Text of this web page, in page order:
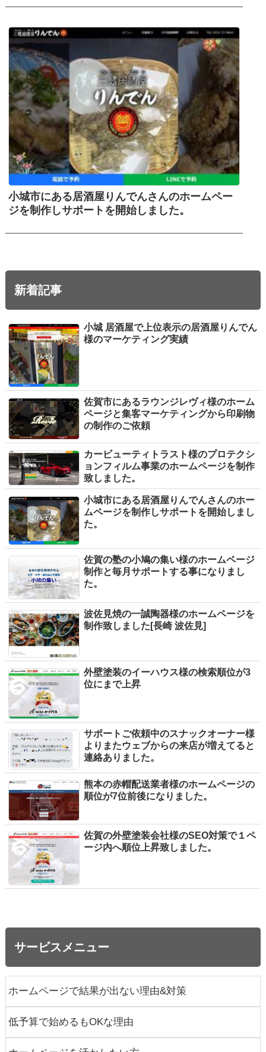
小城市にある居酒屋りんでんさんのホームペー
ジを制作しサポートを開始しました。
新着記事
小城 居酒屋で上位表示の居酒屋りんでん
様のマーケティング実績
佐賀市にあるラウンジレヴィ様のホーム
ページと集客マーケティングから印刷物
の制作のご依頼
カービューティトラスト様のプロテクシ
ョンフィルム事業のホームページを制作
致しました。
小城市にある居酒屋りんでんさんのホー
ムページを制作しサポートを開始しまし
た。
佐賀の塾の小鳩の集い様のホームページ
制作と毎月サポートする事になりまし
た。
波佐見焼の一誠陶器様のホームページを
制作致しました[長崎 波佐見]
外壁塗装のイーハウス様の検索順位が3
位にまで上昇
サポートご依頼中のスナックオーナー様
よりまたウェブからの来店が増えてると
連絡ありました。
熊本の赤帽配送業者様のホームページの
順位が7位前後になりました。
佐賀の外壁塗装会社様のSEO対策で１ペ
ージ内へ順位上昇致しました。
サービスメニュー
ホームページで結果が出ない理由&対策
低予算で始めるもOKな理由